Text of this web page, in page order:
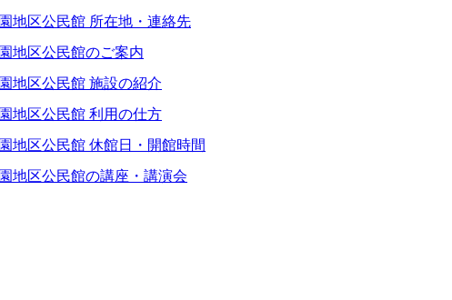
地区公民館 所在地・連絡先
地区公民館のご案内
地区公民館 施設の紹介
地区公民館 利用の仕方
地区公民館 休館日・開館時間
地区公民館の講座・講演会